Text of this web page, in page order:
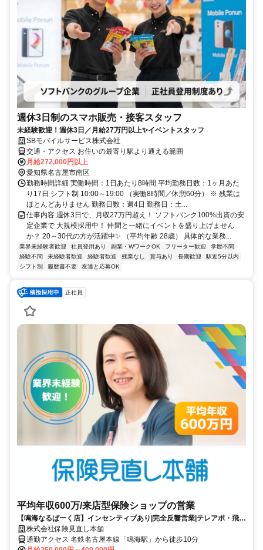
週休3日制のスマホ販売・接客スタッフ
未経験歓迎！週休3日／月給27万円以上✨イベントスタッフ
SBモバイルサービス株式会社
交通・アクセス お住いの最寄り駅より通える範囲
月給272,000円以上
愛知県名古屋市南区
勤務時間詳細 実働時間：1日あたり8時間 平均勤務日数：1ヶ月あた
り17日 シフト制 10:00～19:00 （実働8時間／休憩60分） ※ 残業は
ほとんどありません 勤務日数：週4日 勤務日：土...
仕事内容 週休3日で、月収27万円超え！ ソフトバンク100%出資の安
定企業で 大規模採用中！ 仲間と一緒にイベントを盛り上げません
か？ 20～30代の方が活躍中✨ （平均年齢 28歳） 具体的な業務...
業界未経験者歓迎 社員登用あり 副業・WワークOK フリーター歓迎
学歴不問
経験不問
未経験者歓迎 経験者歓迎 残業なし 賞与あり 長期歓迎
駅近5分以内
シフト制
履歴書不要 友達と応募OK
正社員
平均年収600万/来店型保険ショップの営業
【鳴海なるぱーく店】インセンティブあり|完全反響営業|テレアポ・飛び
込みなどの営業活動一切ナシ
株式会社保険見直し本舗
通勤アクセス 名鉄名古屋本線「鳴海駅」から徒歩10分